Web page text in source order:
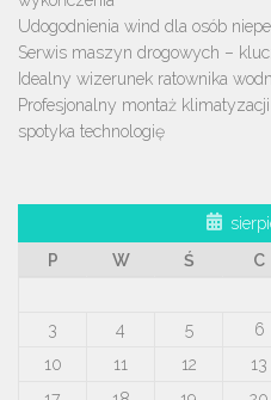
Udogodnienia wind dla osób
Serwis maszyn drogowych –
Idealny wizerunek ratownika
Profesjonalny montaż
spotyka technologię
P
W Ś C
3
4 5 6
10
11 12 13